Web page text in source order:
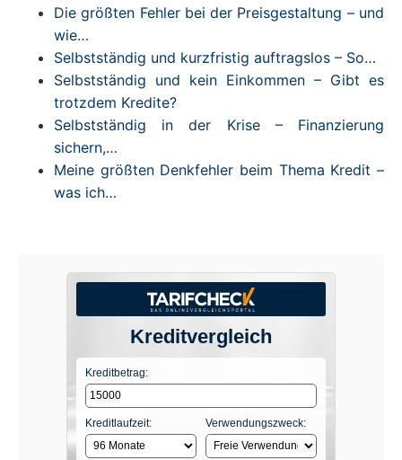
Die größten Fehler bei der Preisgestaltung – und
wie…
Selbstständig und kurzfristig auftragslos – So…
Selbstständig und kein Einkommen – Gibt es
trotzdem Kredite?
Selbstständig in der Krise – Finanzierung
sichern,…
Meine größten Denkfehler beim Thema Kredit –
was ich…
Kreditvergleich
Kreditbetrag:
Kreditlaufzeit: Verwendungszweck: